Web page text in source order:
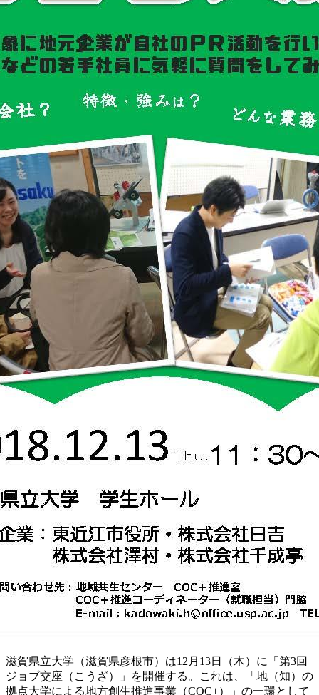
滋賀県立大学（滋賀県彦根市）は12月13日（木）に「第3回
ジョブ交座（こうざ）」を開催する。これは、「地（知）の
拠点大学による地方創生推進事業（COC+）」の一環として